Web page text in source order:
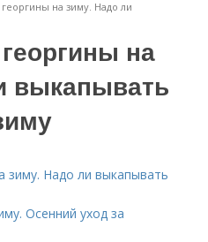
на зиму. Надо ли
на
выкапывать
зиму. Надо ли выкапывать
Осенний уход за